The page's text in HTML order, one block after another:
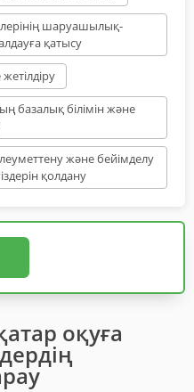
шаруашылық-
қатысу
базалық білімін және
және бейімделу
қолдану
оқуға